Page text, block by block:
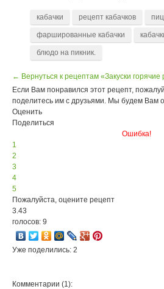
кабачки рецепт кабачков
фаршированные кабачки
блюдо на пикник.
← Вернуться к рецептам «Закуски горячие
Если Вам понравился этот рецепт,
поделитесь им с друзьями. Мы будем Вам
Оценить
Поделиться
Ошибка!
1
2
3
4
5
Пожалуйста, оцените рецепт
3.43
голосов: 9
Уже поделились: 2
Комментарии (1):